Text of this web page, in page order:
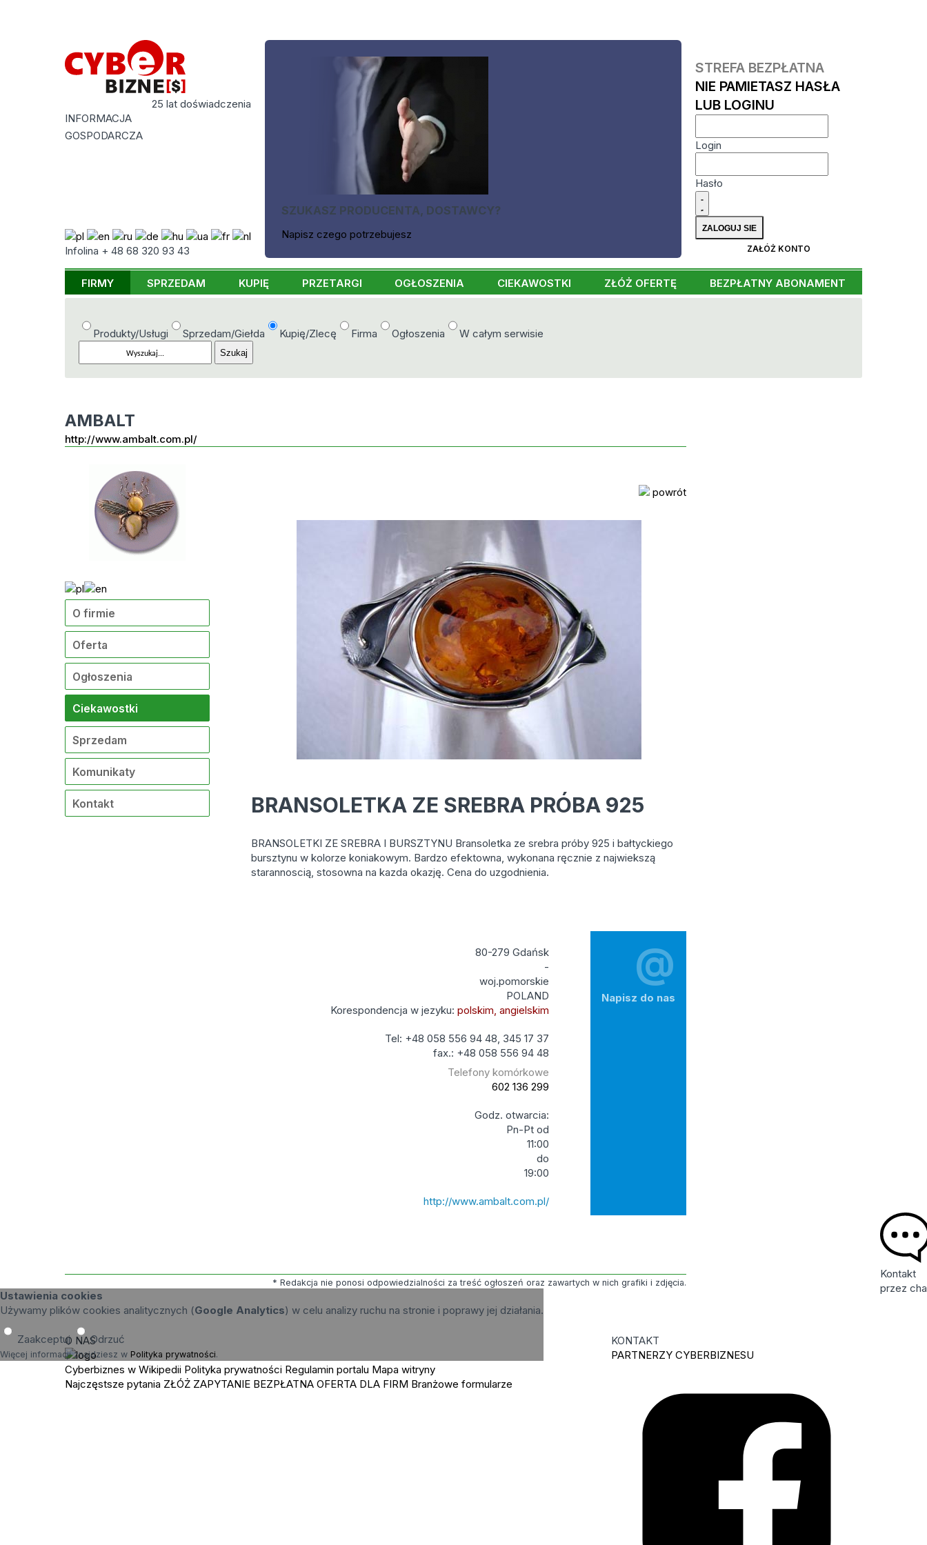
25 lat doświadczenia
INFORMACJA
GOSPODARCZA
Infolina + 48 68 320 93 43
SZUKASZ PRODUCENTA, DOSTAWCY?
Napisz czego potrzebujesz
STREFA BEZPŁATNA
NIE PAMIETASZ HASŁA
LUB LOGINU
Login
Hasło
ZAŁÓŻ KONTO
FIRMY SPRZEDAM KUPIĘ PRZETARGI OGŁOSZENIA CIEKAWOSTKI ZŁÓŻ OFERTĘ BEZPŁATNY ABONAMENT
Produkty/Usługi Sprzedam/Giełda Kupię/Zlecę Firma Ogłoszenia W całym serwisie
AMBALT
http://www.ambalt.com.pl/
O firmie
Oferta
Ogłoszenia
Ciekawostki
Sprzedam
Komunikaty
Kontakt
powrót
BRANSOLETKA ZE SREBRA PRÓBA 925
BRANSOLETKI ZE SREBRA I BURSZTYNU Bransoletka ze srebra próby 925 i bałtyckiego
bursztynu w kolorze koniakowym. Bardzo efektowna, wykonana ręcznie z najwiekszą
starannoscią, stosowna na kazda okazję. Cena do uzgodnienia.
80-279 Gdańsk
-
woj.pomorskie
POLAND
Korespondencja w jezyku: polskim, angielskim
Tel: +48 058 556 94 48, 345 17 37
fax.: +48 058 556 94 48
Telefony komórkowe
602 136 299
Godz. otwarcia:
Pn-Pt od
11:00
do
19:00
http://www.ambalt.com.pl/
@
Napisz do nas
* Redakcja nie ponosi odpowiedzialności za treść ogłoszeń oraz zawartych w nich grafiki i zdjęcia.
Kontakt
przez
Ustawienia cookies
Używamy plików cookies analitycznych (Google Analytics) w celu analizy ruchu na stronie i poprawy jej działania.
Zaakceptuj Odrzuć
Więcej informacji znajdziesz w Polityka prywatności.
O NAS
Cyberbiznes w Wikipedii Polityka prywatności Regulamin portalu Mapa witryny
Najczęstsze pytania ZŁÓŻ ZAPYTANIE BEZPŁATNA OFERTA DLA FIRM Branżowe formularze
KONTAKT
PARTNERZY CYBERBIZNESU